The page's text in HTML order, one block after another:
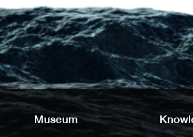
Museum